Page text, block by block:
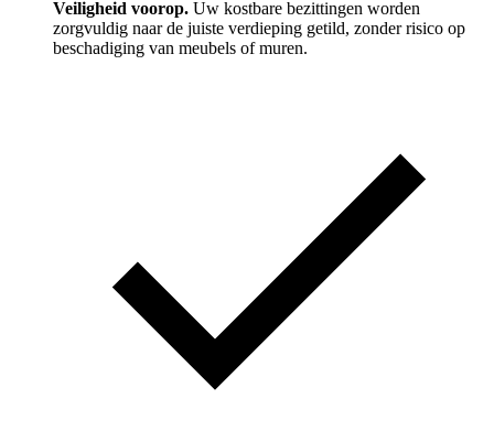
Veiligheid voorop. Uw kostbare bezittingen worden
zorgvuldig naar de juiste verdieping getild, zonder risico op
beschadiging van meubels of muren.